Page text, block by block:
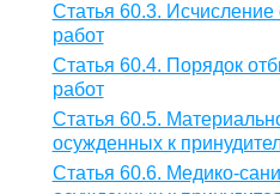
Статья 60.3. Исчисление
работ
Статья 60.4. Порядок
работ
Статья 60.5.
осужденных к
Статья 60.6. Медико-